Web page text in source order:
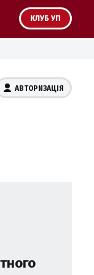
КЛУБ УП
АВТОРИЗАЦІЯ